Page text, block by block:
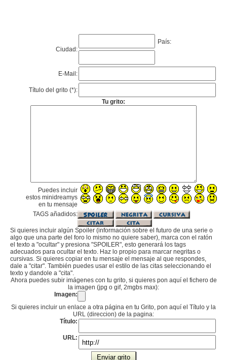
Ciudad:
País:
E-Mail:
Título del grito (*):
Tu grito:
Puedes incluir
estos minidreamys
en tu mensaje
TAGS añadidos:
Si quieres incluir algún Spoiler (información sobre el futuro de una serie o
algo que una parte del foro lo mismo no quiere saber), marca con el ratón
el texto a "ocultar" y presiona "SPOILER", esto generará los tags
adecuados para ocultar el texto. Haz lo propio para marcar negritas o
cursivas. Si quieres copiar en tu mensaje el mensaje al que respondes,
dale a "citar". También puedes usar el estilo de las citas seleccionando el
texto y dandole a "cita".
Ahora puedes subir imágenes con tu grito, si quieres pon aquí el fichero de
la imagen (jpg o gif, 2mgbs max):
Imagen:
Si quieres incluir un enlace a otra página en tu Grito, pon aquí el Título y la
URL (direccion) de la pagina:
Título:
URL: